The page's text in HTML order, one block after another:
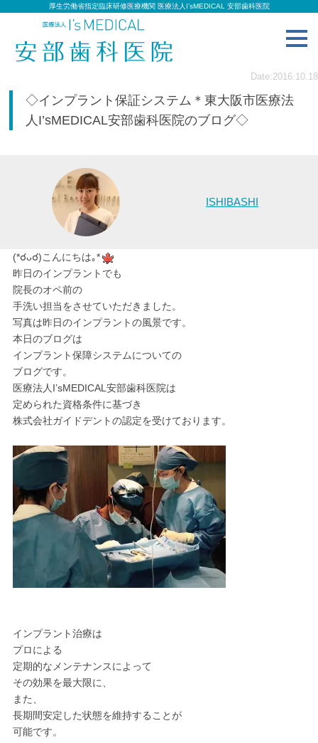
厚生労働省指定臨床研修医療機関 医療法人I’sMEDICAL 安部歯科医院
Date:2016.10.18
◇インプラント保証システム＊東大阪市医療法
人I’sMEDICAL安部歯科医院のブログ◇
ISHIBASHI
(*☌ᴗ☌)こんにちは｡*
昨日のインプラントでも
院長のオペ前の
手洗い担当をさせていただきました。
写真は昨日のインプラントの風景です。
本日のブログは
インプラント保障システムについての
ブログです。
医療法人I’sMEDICAL安部歯科医院は
定められた資格条件に基づき
株式会社ガイドデントの認定を受けております。
インプラント治療は
プロによる
定期的なメンテナンスによって
その効果を最大限に、
また、
長期間安定した状態を維持することが
可能です。